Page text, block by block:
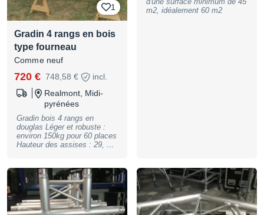
1
Gradin 4 rangs en bois
type fourneau
Comme neuf
720 € 748,58 €
incl.
Realmont, Midi-
pyrénées
Gradin bois 4 rangs en
douglas Léger et robuste :
environ 150kg pour 60 places
Hauteur des assises : 29, 41,
les assises, 225x25x3cm
pour les fermes et 3x7,5cm
pour les «A» 1 module = 12
places 5 modules (60
places)- se montent à 2 en
m2, idéalement 60 m2